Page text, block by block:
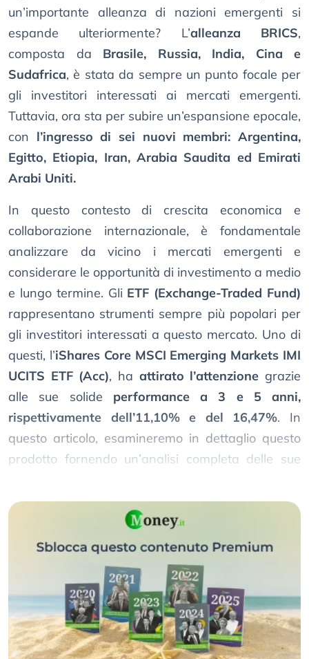
un’importante alleanza di nazioni emergenti si
espande ulteriormente? L’alleanza BRICS,
composta da Brasile, Russia, India, Cina e
Sudafrica, è stata da sempre un punto focale per
gli investitori interessati ai mercati emergenti.
Tuttavia, ora sta per subire un’espansione epocale,
con l’ingresso di sei nuovi membri: Argentina,
Egitto, Etiopia, Iran, Arabia Saudita ed Emirati
Arabi Uniti.
In questo contesto di crescita economica e
collaborazione internazionale, è fondamentale
analizzare da vicino i mercati emergenti e
considerare le opportunità di investimento a medio
e lungo termine. Gli ETF (Exchange-Traded Fund)
rappresentano strumenti sempre più popolari per
gli investitori interessati a questo mercato. Uno di
questi, l’iShares Core MSCI Emerging Markets IMI
UCITS ETF (Acc), ha attirato l’attenzione grazie
alle sue solide performance a 3 e 5 anni,
rispettivamente dell’11,10% e del 16,47%. In
questo articolo, esamineremo in dettaglio questo
prodotto fornendo un’analisi completa delle sue